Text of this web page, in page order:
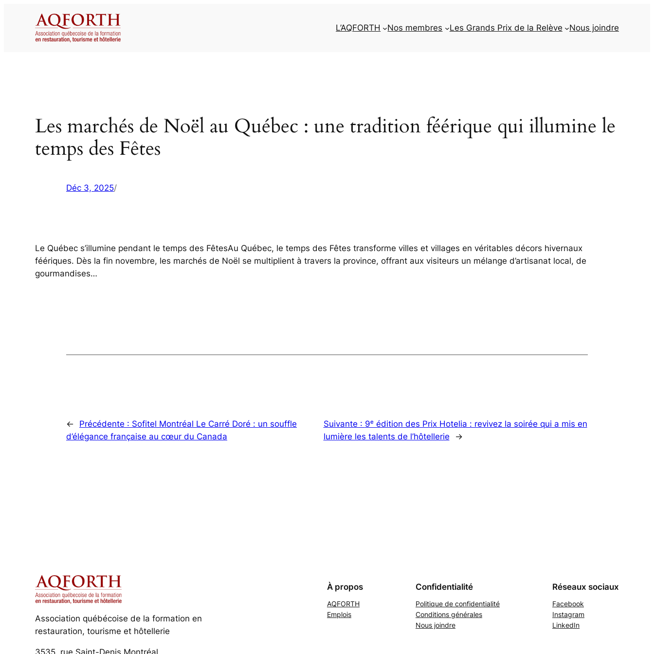
L’AQFORTH Nos membres Les Grands Prix de la Relève Nous joindre
Les marchés de Noël au Québec : une tradition féérique qui illumine le
temps des Fêtes
Déc 3, 2025/
Le Québec s’illumine pendant le temps des FêtesAu Québec, le temps des Fêtes transforme villes et villages en véritables décors hivernaux
féériques. Dès la fin novembre, les marchés de Noël se multiplient à travers la province, offrant aux visiteurs un mélange d’artisanat local, de
gourmandises…
← Précédente : Sofitel Montréal Le Carré Doré : un souffle
d’élégance française au cœur du Canada
Suivante : 9ᵉ édition des Prix Hotelia : revivez la soirée qui a mis en
lumière les talents de l’hôtellerie
→
Association québécoise de la formation en
restauration, tourisme et hôtellerie
3535, rue Saint-Denis Montréal
À propos
AQFORTH
Emplois
Confidentialité
Politique de confidentialité
Conditions générales
Nous joindre
Réseaux sociaux
Facebook
Instagram
LinkedIn